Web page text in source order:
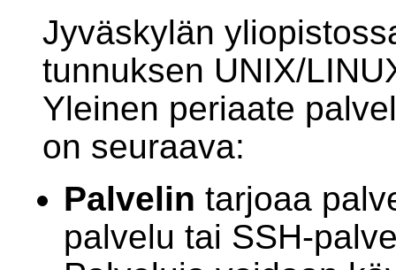
Jyväskylän
tunnuksen UNIX/
Yleinen periaate
on seuraava:
Palvelin tarjoaa
palvelu tai SSH-